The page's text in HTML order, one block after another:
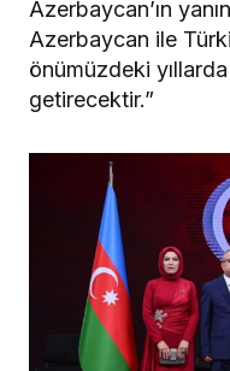
Azerbaycan’ın
Azerbaycan ile
önümüzdeki
getirecektir.”